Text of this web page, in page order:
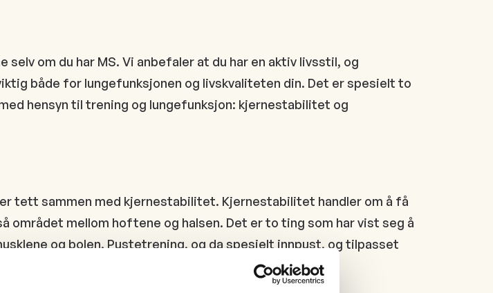
selv om du har MS. Vi anbefaler at du har en aktiv livsstil, og
både for lungefunksjonen og livskvaliteten din. Det er spesielt to
hensyn til trening og lungefunksjon: kjernestabilitet og
tett sammen med kjernestabilitet. Kjernestabilitet handler om å få
området mellom hoftene og halsen. Det er to ting som har vist seg å
og bolen. Pustetrening, og da spesielt innpust, og tilpasset